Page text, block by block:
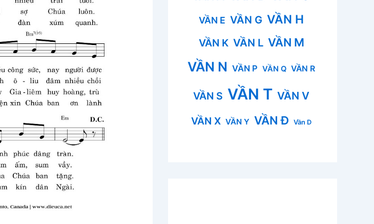
VẦN E VẦN G VẦN H
VẦN K VẦN L VẦN M
VẦN N VẦN P VẦN Q VẦN R
VẦN S VẦN T VẦN V
VẦN X VẦN Y VẦN Đ Vần D